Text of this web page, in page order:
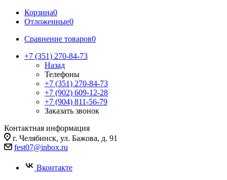
Корзина0
Отложенные0
Сравнение товаров0
+7 (351) 270-84-73
Назад
Телефоны
+7 (351) 270-84-73
+7 (902) 609-12-28
+7 (904) 811-56-79
Заказать звонок
Контактная информация
г. Челябинск, ул. Бажова, д. 91
fest07@inbox.ru
Вконтакте